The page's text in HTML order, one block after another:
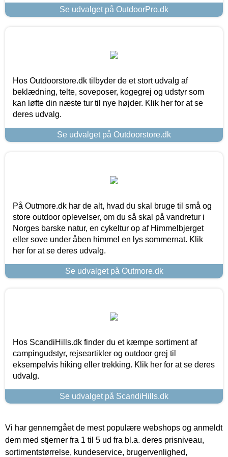
Se udvalget på OutdoorPro.dk
Hos Outdoorstore.dk tilbyder de et stort udvalg af
beklædning, telte, soveposer, kogegrej og udstyr som
kan løfte din næste tur til nye højder. Klik her for at se
deres udvalg.
Se udvalget på Outdoorstore.dk
På Outmore.dk har de alt, hvad du skal bruge til små og
store outdoor oplevelser, om du så skal på vandretur i
Norges barske natur, en cykeltur op af Himmelbjerget
eller sove under åben himmel en lys sommernat. Klik
her for at se deres udvalg.
Se udvalget på Outmore.dk
Hos ScandiHills.dk finder du et kæmpe sortiment af
campingudstyr, rejseartikler og outdoor grej til
eksempelvis hiking eller trekking. Klik her for at se deres
udvalg.
Se udvalget på ScandiHills.dk
Vi har gennemgået de mest populære webshops og anmeldt
dem med stjerner fra 1 til 5 ud fra bl.a. deres prisniveau,
sortimentstørrelse, kundeservice, brugervenlighed,